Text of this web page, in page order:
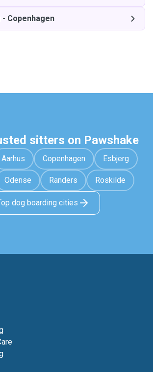
- Copenhagen
sitters on Pawshake
Aarhus Copenhagen Esbjerg
Odense Randers Roskilde
dog boarding cities